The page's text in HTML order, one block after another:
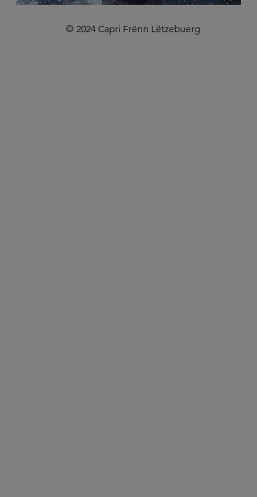
© 2024 Capri Frënn Lëtzebuerg